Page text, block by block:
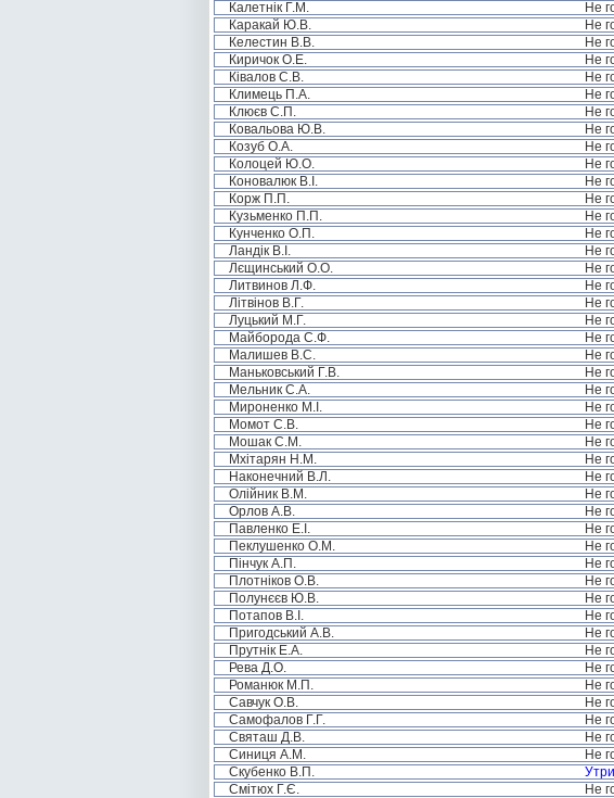
Калетнік Г.М.
Не
Каракай Ю.В.
Не
Келестин В.В.
Не
Киричок О.Е.
Не
Ківалов С.В.
Не
Климець П.А.
Не
Клюєв С.П.
Не
Ковальова Ю.В.
Не
Козуб О.А.
Не
Колоцей Ю.О.
Не
Коновалюк В.І.
Не
Корж П.П.
Не
Кузьменко П.П.
Не
Кунченко О.П.
Не
Ландік В.І.
Не
Лєщинський О.О.
Не
Литвинов Л.Ф.
Не
Літвінов В.Г.
Не
Луцький М.Г.
Не
Майборода С.Ф.
Не
Малишев В.С.
Не
Маньковський Г.В.
Не
Мельник С.А.
Не
Мироненко М.І.
Не
Момот С.В.
Не
Мошак С.М.
Не
Мхітарян Н.М.
Не
Наконечний В.Л.
Не
Олійник В.М.
Не
Орлов А.В.
Не
Павленко Е.І.
Не
Пеклушенко О.М.
Не
Пінчук А.П.
Не
Плотніков О.В.
Не
Полунєєв Ю.В.
Не
Потапов В.І.
Не
Пригодський А.В.
Не
Прутнік Е.А.
Не
Рева Д.О.
Не
Романюк М.П.
Не
Савчук О.В.
Не
Самофалов Г.Г.
Не
Святаш Д.В.
Не
Синиця А.М.
Не
Скубенко В.П.
Смітюх Г.Є.
Не